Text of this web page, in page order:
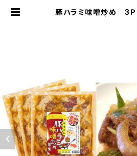
豚ハラミ味噌炒め 3